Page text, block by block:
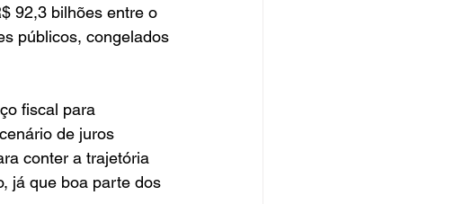
92,3 bilhões entre o
públicos, congelados
fiscal para
de juros
conter a trajetória
já que boa parte dos